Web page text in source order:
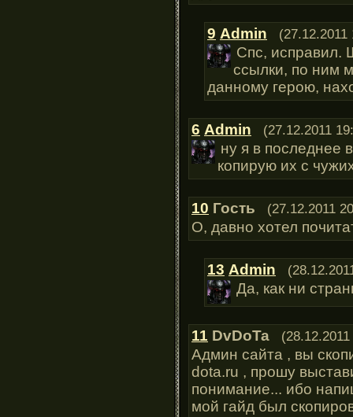
9 Admin (27.12.2011
Спс, исправил.
ссылки, по ним
данному герою,
6 Admin (27.12.2011
ну я в последнее
копирую их с
10 Гость (27.12.2011
О, давно хотел
13 Admin
Да, как ни
11 DvDoTa
Админ сайта , вы
dota.ru , прошу
понимание... ибо
мой гайд был